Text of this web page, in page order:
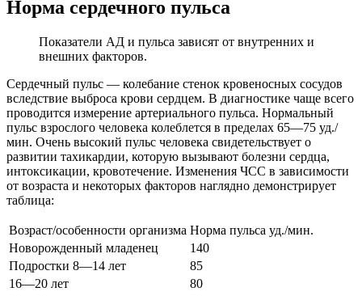
Норма сердечного пульса
Показатели АД и пульса зависят от внутренних и
внешних факторов.
Сердечный пульс ― колебание стенок кровеносных сосудов
вследствие выброса крови сердцем. В диагностике чаще всего
проводится измерение артериального пульса. Нормальный
пульс взрослого человека колеблется в пределах 65―75 уд./
мин. Очень высокий пульс человека свидетельствует о
развитии тахикардии, которую вызывают болезни сердца,
интоксикации, кровотечение. Изменения ЧСС в зависимости
от возраста и некоторых факторов наглядно демонстрирует
таблица:
Возраст/особенности организма Норма пульса уд./мин.
Новорожденный младенец
140
Подростки 8―14 лет
85
16―20 лет
80